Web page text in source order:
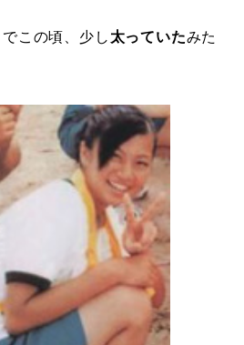
でこの頃、少し 太っていたみた